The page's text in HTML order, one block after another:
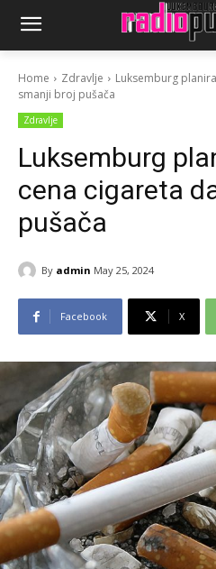
Home Zdravlje
Luksemburg
smanji broj pušača
Zdravlje
Luksemburg
cena cigareta
pušača
By admin May 25, 2024
Facebook X